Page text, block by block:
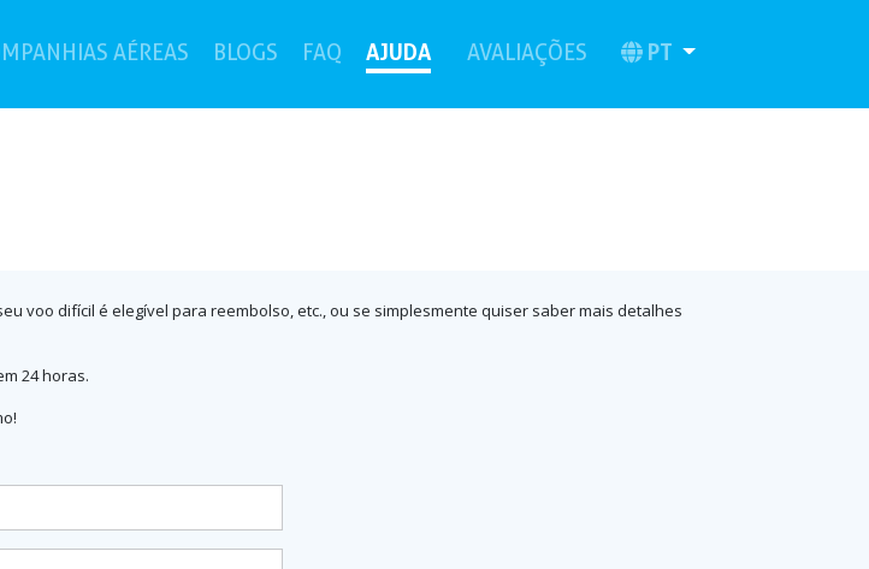
AÉREAS BLOGS FAQ(current)
AJUDA AVALIAÇÕES(current)
PT
voo difícil é elegível para reembolso, etc., ou se simplesmente quiser saber mais detalhes
24 horas.